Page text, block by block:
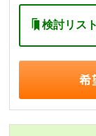
検討リス
希